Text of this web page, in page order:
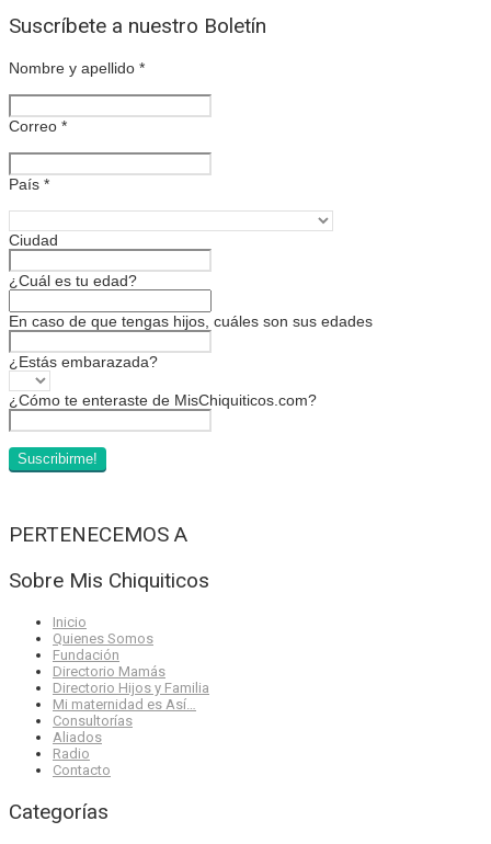
Suscríbete a nuestro Boletín
Nombre y apellido *
Correo *
País *
Ciudad
¿Cuál es tu edad?
En caso de que tengas hijos, cuáles son sus edades
¿Estás embarazada?
¿Cómo te enteraste de MisChiquiticos.com?
PERTENECEMOS A
Sobre Mis Chiquiticos
Inicio
Quienes Somos
Fundación
Directorio Mamás
Directorio Hijos y Familia
Mi maternidad es Así…
Consultorías
Aliados
Radio
Contacto
Categorías